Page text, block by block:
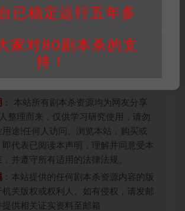
盘限制，链接有失效的风险，如遇到无
联系客服补发！！！网盘不限速下载神
： 本站所有剧本杀资源均为网友分享
整理而来，仅供学习研究使用，请勿
用途!任何人访问、浏览本站，购买或
即代表已阅读本声明，理解并同意受本
并遵守所有适用的法律法规。
：本站提供的任何剧本杀资源内容的版
机关版权或权利人。如有侵权，请发邮
提供相关证实资料至邮箱
已稳定运行五年多
家对80剧本杀的支
持！